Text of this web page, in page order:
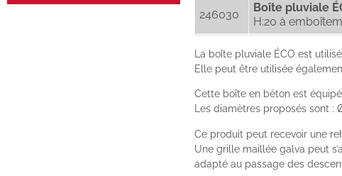
246030
Boîte pluviale
H:20 à
La boîte pluviale ÉCO est
Elle peut être utilisée
Cette boîte en béton est
Les diamètres proposés sont :
Ce produit peut recevoir une
Une grille maillée galva peut
adapté au passage des